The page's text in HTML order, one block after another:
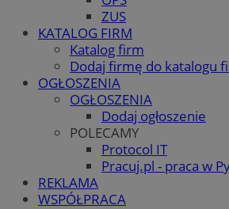
ZUS
KATALOG FIRM
Katalog firm
Dodaj firmę do katalogu
OGŁOSZENIA
OGŁOSZENIA
Dodaj ogłoszenie
POLECAMY
Protocol IT
Pracuj.pl - praca w
REKLAMA
WSPÓŁPRACA